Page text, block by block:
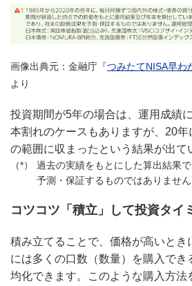
画像出典元：金融庁『つみたてNISA早わ
より
投資期間が5年の場合は、運用成績
本割れのケースもありますが、20
の範囲に収まったという結果が出て
過去の実績をもとにした算出結果
予測・保証するものではありません
コツコツ「積立」して投資タイ
積み立てることで、価格が高いとき
には多くの口数（数量）を購入でき
均化できます。このような購入方法